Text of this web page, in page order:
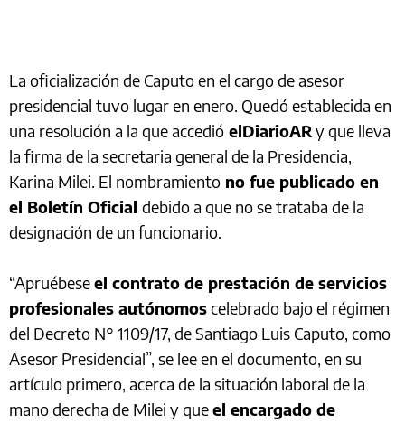
La oficialización de Caputo en el cargo de asesor
presidencial tuvo lugar en enero. Quedó establecida en
una resolución a la que accedió elDiarioARy que lleva
la firma de la secretaria general de la Presidencia,
Karina Milei. El nombramiento no fue publicado en
el Boletín Oficial debido a que no se trataba de la
designación de un funcionario.
“Apruébeseel contrato de prestación de servicios
profesionales autónomoscelebrado bajo el régimen
del Decreto N° 1109/17, de Santiago Luis Caputo, como
Asesor Presidencial”, se lee en el documento, en su
artículo primero, acerca de la situación laboral de la
mano derecha de Milei y queel encargado de